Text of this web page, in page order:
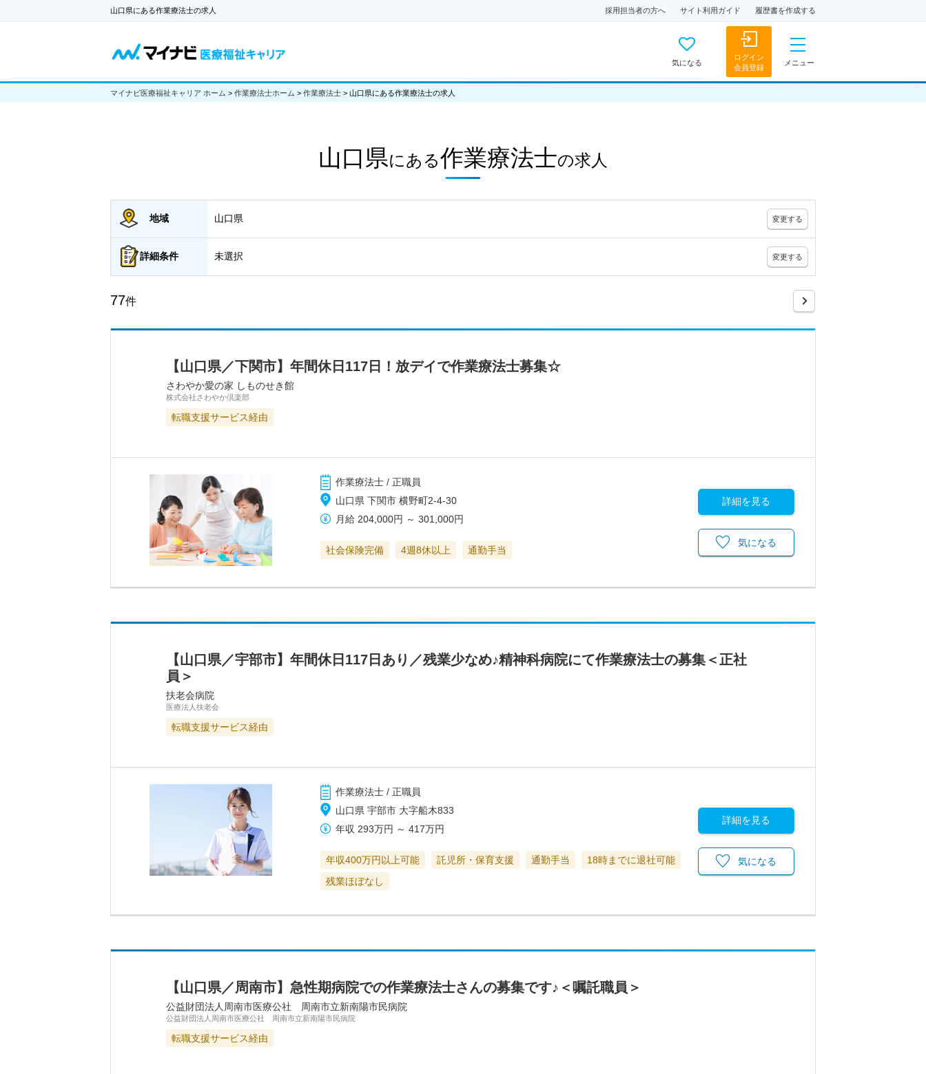
山口県にある作業療法士の求人 採用担当者の方へ サイト利用ガイド 履歴書を作成する
気になる
ログイン
会員登録
メニュー
マイナビ医療福祉キャリア ホーム > 作業療法士ホーム > 作業療法士 > 山口県にある作業療法士の求人
山口県にある作業療法士の求人
地域 山口県 変更する
詳細条件 未選択 変更する
77件
【山口県／下関市】年間休日117日！放デイで作業療法士募集☆
さわやか愛の家 しものせき館
株式会社さわやか倶楽部
転職支援サービス経由
作業療法士 / 正職員
山口県 下関市 横野町2-4-30
月給 204,000円 ～301,000円
社会保険完備 4週8休以上 通勤手当
詳細を見る
気になる
【山口県／宇部市】年間休日117日あり／残業少なめ♪精神科病院にて作業療法士の募集＜正社
員＞
扶老会病院
医療法人扶老会
転職支援サービス経由
作業療法士 / 正職員
山口県 宇部市 大字船木833
年収 293万円 ～417万円
年収400万円以上可能 託児所・保育支援 通勤手当
18時までに退社可能
残業ほぼなし
詳細を見る
気になる
【山口県／周南市】急性期病院での作業療法士さんの募集です♪＜嘱託職員＞
公益財団法人周南市医療公社 周南市立新南陽市民病院
公益財団法人周南市医療公社 周南市立新南陽市民病院
転職支援サービス経由